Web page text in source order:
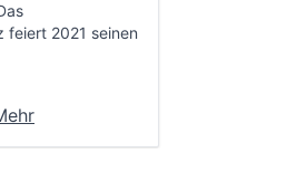
feiert 2021 seinen